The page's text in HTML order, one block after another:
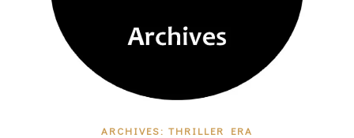
ARCHIVES: THRILLER ERA